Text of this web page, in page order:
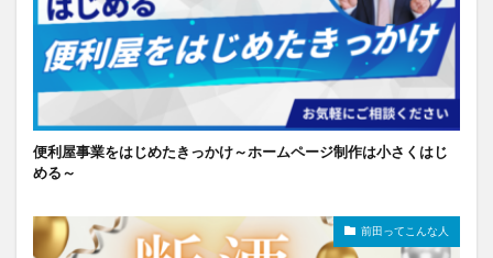
便利屋事業をはじめたきっかけ～ホームページ制作は小さくはじ
める～
前田ってこんな人